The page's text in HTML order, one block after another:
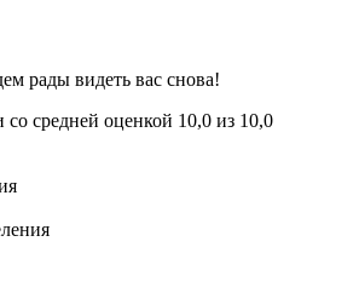
рады видеть вас снова!
средней оценкой 10,0 из 10,0